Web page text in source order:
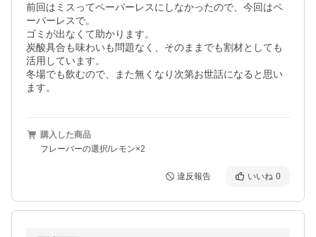
前回はミスってペーパーレスにしなかったので、今回はペ
ーパーレスで。
ゴミが出なくて助かります。
炭酸具合も味わいも問題なく、そのままでも割材としても
活用しています。
冬場でも飲むので、また無くなり次第お世話になると思い
ます。
購入した商品
フレーバーの選択/レモン×2
違反報告 いいね 0